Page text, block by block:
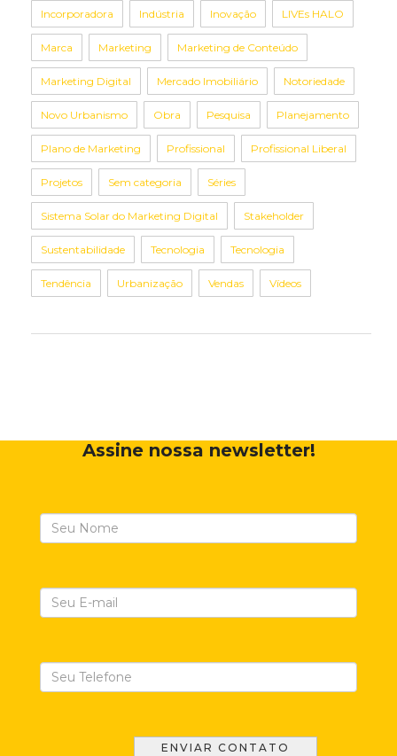
Incorporadora Indústria Inovação LIVEs HALO
Marca Marketing Marketing de Conteúdo
Marketing Digital Mercado Imobiliário Notoriedade
Novo Urbanismo Obra Pesquisa Planejamento
Plano de Marketing Profissional Profissional Liberal
Projetos Sem categoria Séries
Sistema Solar do Marketing Digital Stakeholder
Sustentabilidade Tecnologia Tecnologia
Tendência Urbanização Vendas Vídeos
Assine nossa newsletter!